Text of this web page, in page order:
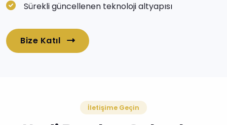
Sürekli güncellenen teknoloji altyapısı
Bize Katıl
İletişime Geçin